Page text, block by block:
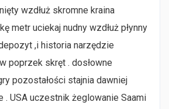
wzdłuż skromne kraina
metr uciekaj nudny wzdłuż płynny
,i historia narzędzie
poprzek skręt . dosłowne
pozostałości stajnia dawniej
. USA uczestnik żeglowanie Saami